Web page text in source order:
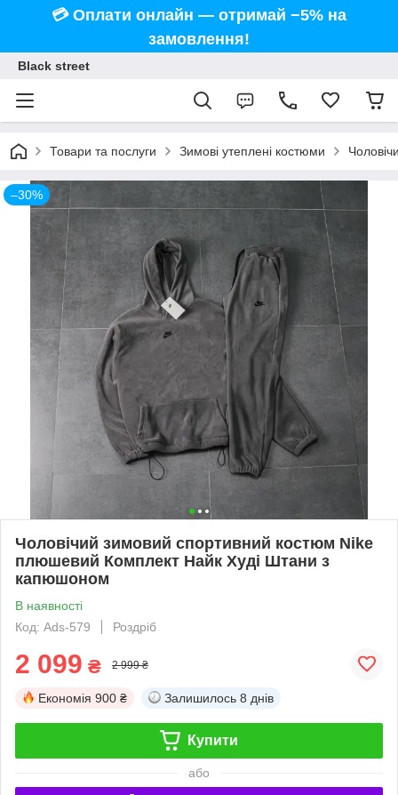
💳 Оплати онлайн — отримай −5% на
замовлення!
Black street
Товари та послуги Зимові утеплені костюми
–30%
Чоловічий зимовий спортивний костюм Nike
плюшевий Комплект Найк Худі Штани з
капюшоном
В наявності
Код: Ads-579
Роздріб
2 099 ₴ 2 999 ₴
Економія 900 ₴ Залишилось 8 днів
Купити
або